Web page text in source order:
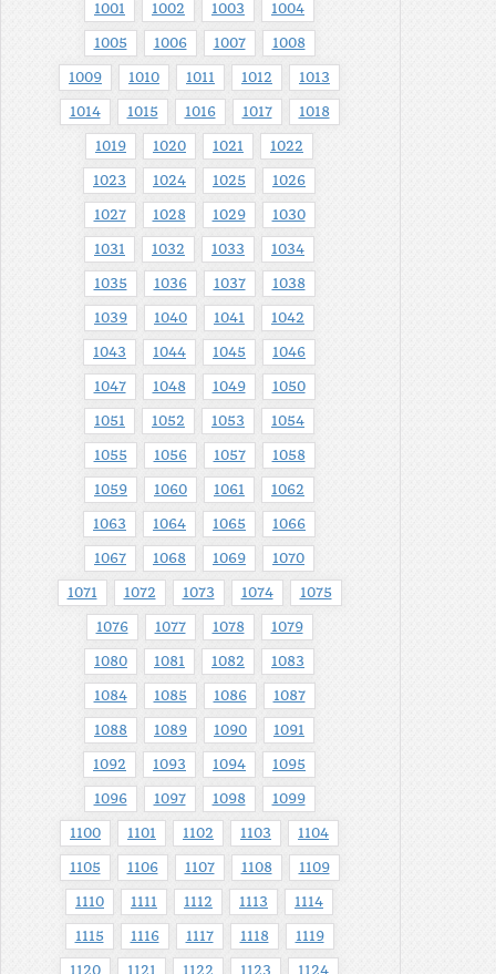
1001 1002 1003 1004
1005 1006 1007 1008
1009 1010 1011 1012 1013
1014 1015 1016 1017 1018
1019 1020 1021 1022
1023 1024 1025 1026
1027 1028 1029 1030
1031 1032 1033 1034
1035 1036 1037 1038
1039 1040 1041 1042
1043 1044 1045 1046
1047 1048 1049 1050
1051 1052 1053 1054
1055 1056 1057 1058
1059 1060 1061 1062
1063 1064 1065 1066
1067 1068 1069 1070
1071 1072 1073 1074 1075
1076 1077 1078 1079
1080 1081 1082 1083
1084 1085 1086 1087
1088 1089 1090 1091
1092 1093 1094 1095
1096 1097 1098 1099
1100 1101 1102 1103 1104
1105 1106 1107 1108 1109
1110 1111 1112 1113 1114
1115 1116 1117 1118 1119
1120 1121 1122 1123 1124